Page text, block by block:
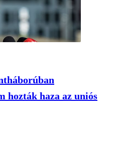
hozták haza az uniós